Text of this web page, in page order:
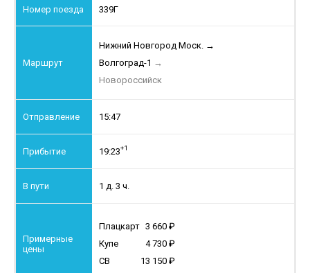
339Г
Нижний Новгород Моск. →
Волгоград-1 →
Новороссийск
15:47
19:23+1
1 д. 3 ч.
Плацкарт 3 660
Купе
4 730
СВ
13 150